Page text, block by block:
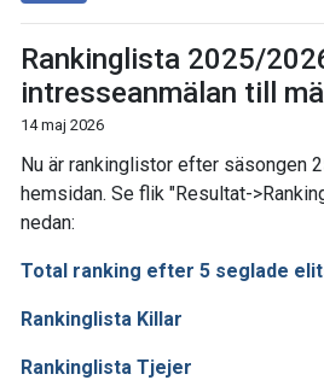
Rankinglista 2025/
intresseanmälan till
14 maj 2026
Nu är rankinglistor efter säsongen
hemsidan. Se flik "Resultat-
nedan:
Total ranking efter 5 seglade
Rankinglista Killar
Rankinglista Tjejer